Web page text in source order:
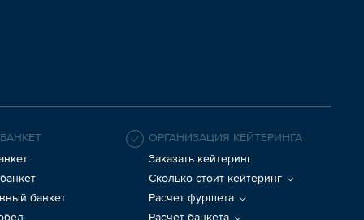
банкет
ОРГАНИЗАЦИЯ КЕЙТЕРИНГА
Заказать кейтеринг
Сколько стоит кейтеринг
Расчет фуршета
Расчет банкета